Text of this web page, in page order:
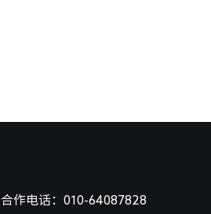
合作电话：010-64087828